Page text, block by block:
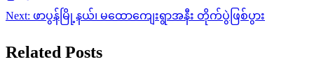
Next: ဖာပွန်မြို့နယ်၊ မ​ထောကျေးရွာအနီး တိုက်ပွဲဖြစ်ပွား
Related Posts